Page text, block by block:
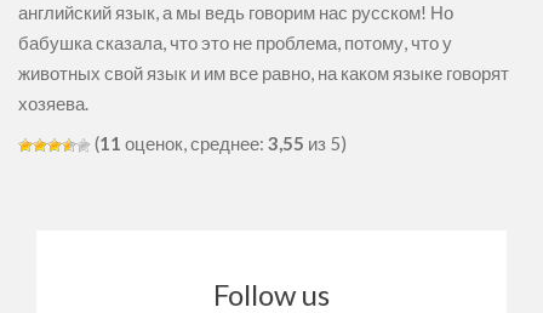
английский язык, а мы ведь говорим нас русском! Но
бабушка сказала, что это не проблема, потому, что у
животных свой язык и им все равно, на каком языке говорят
хозяева.
(11 оценок, среднее: 3,55 из 5)
Follow us